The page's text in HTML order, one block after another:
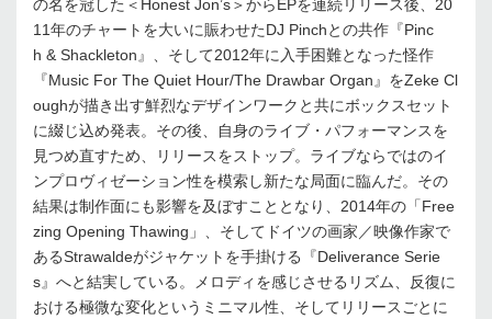
の名を冠した＜Honest Jon’s＞からEPを連続リリース後、20
11年のチャートを大いに賑わせたDJ Pinchとの共作『Pinc
h & Shackleton』、そして2012年に入手困難となった怪作
『Music For The Quiet Hour/The Drawbar Organ』をZeke Cl
oughが描き出す鮮烈なデザインワークと共にボックスセット
に綴じ込め発表。その後、自身のライブ・パフォーマンスを
見つめ直すため、リリースをストップ。ライブならではのイ
ンプロヴィゼーション性を模索し新たな局面に臨んだ。その
結果は制作面にも影響を及ぼすこととなり、2014年の「Free
zing Opening Thawing」、そしてドイツの画家／映像作家で
あるStrawaldeがジャケットを手掛ける『Deliverance Serie
s』へと結実している。メロディを感じさせるリズム、反復に
おける極微な変化というミニマル性、そしてリリースごとに